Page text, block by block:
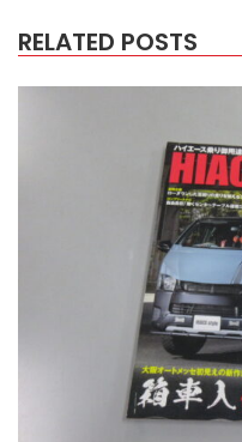
RELATED POSTS